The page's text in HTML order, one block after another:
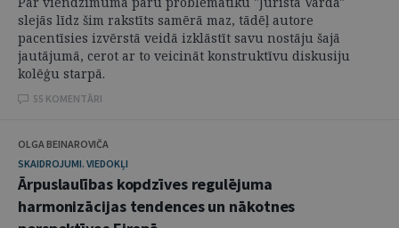
slejās līdz šim rakstīts samērā maz, tādēļ autore
pacentīsies izvērstā veidā izklāstīt savu nostāju šajā
jautājumā, cerot ar to veicināt konstruktīvu diskusiju
kolēģu starpā.
55 KOMENTĀRI
OLGA BEINAROVIČA
SKAIDROJUMI. VIEDOKĻI
Ārpuslaulības kopdzīves regulējuma
harmonizācijas tendences un nākotnes